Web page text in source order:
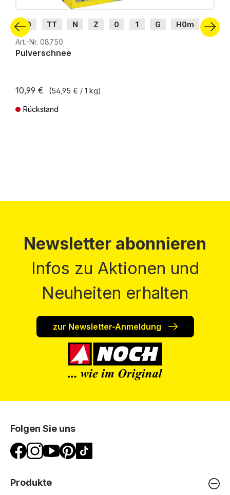
H0 TT N Z 0 1 G
H0m
H0e
Art.-Nr. 08750
Pulverschnee
10,99 € (54,95 € / 1 kg)
Rückstand
Newsletter abonnieren
Infos zu Aktionen und
Neuheiten erhalten
zur Newsletter-Anmeldung
Folgen Sie uns
Produkte